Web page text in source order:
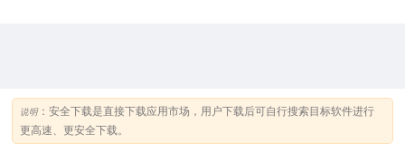
说明：安全下载是直接下载应用市场，用户下载后可自行搜索目标软件进行
更高速、更安全下载。